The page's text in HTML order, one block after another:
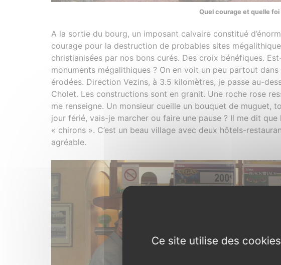
Quel courage et quelle foi
A la sortie du bourg, un imposant calvaire constitué
courage pour la destruction de probables sites
christianisées par nos bons curés. Des croix bénéfiques.
monuments mégalithiques ? On en voit un peu partout
érodées. Direction Vezins, à 3.5 kilomètres, je passe au-
Cholet. Les constructions sont en granit. Une roche rose
me renseigne. Un monsieur cueille un bouquet de muguet,
jour férié, vais-je marcher ou faire une pause ? Il me dit que
« chirons ». C’est un beau village avec deux hôtels-
agréable.
Ce site utilise des